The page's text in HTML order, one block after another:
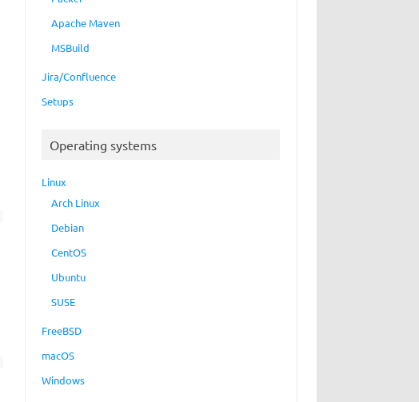
Apache Maven
MSBuild
Jira/Confluence
Setups
Operating systems
Linux
Arch Linux
Debian
CentOS
Ubuntu
SUSE
FreeBSD
macOS
Windows